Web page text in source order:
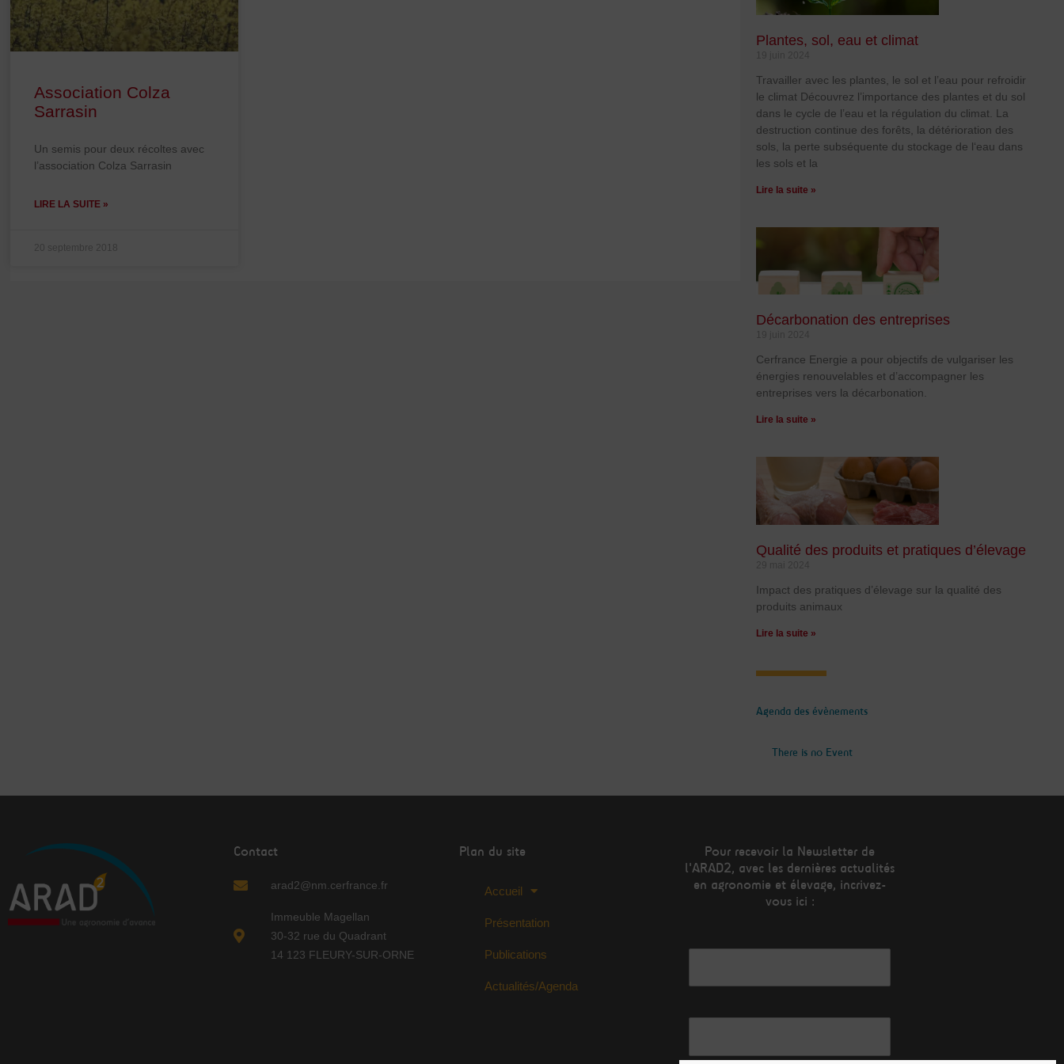
Association Colza
Sarrasin
Un semis pour deux récoltes avec
l’association Colza Sarrasin
LIRE LA SUITE »
20 septembre 2018
Plantes, sol, eau et climat
Travailler avec les plantes, le sol et l’eau pour refroidir
le climat Découvrez l’importance des plantes et du sol
dans le cycle de l’eau et la régulation du climat. La
destruction continue des forêts, la détérioration des
sols, la perte subséquente du stockage de l‘eau dans
les sols et la
Lire la suite »
Décarbonation des entreprises
Cerfrance Energie a pour objectifs de vulgariser les
énergies renouvelables et d’accompagner les
entreprises vers la décarbonation.
Lire la suite »
Qualité des produits et pratiques d’élevage
Impact des pratiques d’élevage sur la qualité des
produits animaux
Lire la suite »
Agenda des évènements
There is no Event
Contact
arad2@nm.cerfrance.fr
Immeuble Magellan
30-32 rue du Quadrant
14 123 FLEURY-SUR-ORNE
Plan du site
Accueil
Présentation
Publications
Actualités/Agenda
Pour recevoir la Newsletter de
l'ARAD2, avec les dernières actualités
en agronomie et élevage, incrivez-
vous ici :